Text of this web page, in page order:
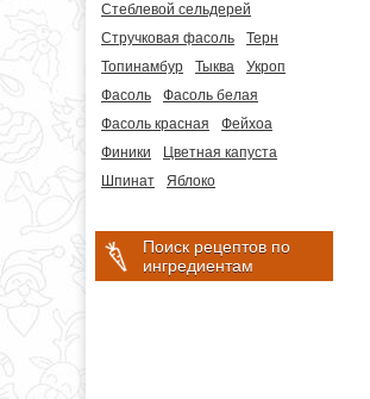
Стеблевой сельдерей
Стручковая фасоль
Терн
Топинамбур
Тыква
Укроп
Фасоль
Фасоль белая
Фасоль красная
Фейхоа
Финики
Цветная капуста
Шпинат
Яблоко
Поиск рецептов по
ингредиентам